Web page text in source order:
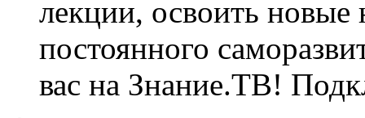
лекции, освоить
постоянного
вас на Знание.ТВ!